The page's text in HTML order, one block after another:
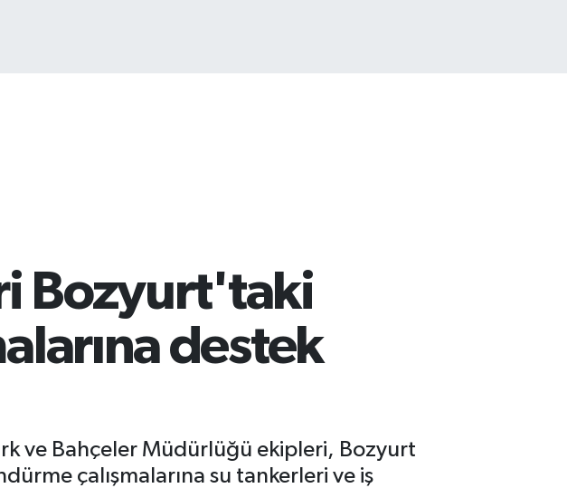
Bozyurt'taki
destek
ve Bahçeler Müdürlüğü ekipleri, Bozyurt
çalışmalarına su tankerleri ve iş